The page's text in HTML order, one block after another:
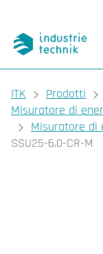
You are here:
ITK Prodotti
Misuratore di
Misuratore di
SSU25-6.0-CR-M